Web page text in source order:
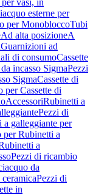
per vasi, in
esterne per
per MonobloccoTubi
Ad alta posizioneA
Guarnizioni ad
di consumoCassette
incasso SigmaPezzi
SigmaCassette di
per Cassette di
AccessoriRubinetti a
Pezzi di
a galleggiante per
per Rubinetti a
a
Pezzi di ricambio
da
Pezzi di
in